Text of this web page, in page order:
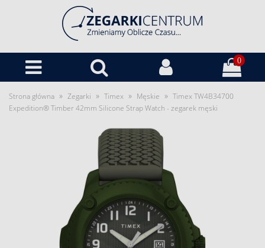
0
Strona główna » Zegarki » Timex » Męskie » Timex TW4B34700
Expedition® Timber 42mm Silicone Strap Watch - zegarek męski